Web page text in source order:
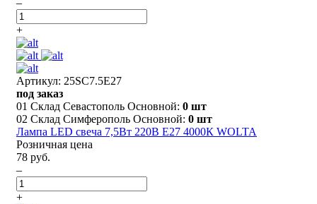
+
Артикул: 25SC7.5E27
под заказ
01 Склад Севастополь Основной: 0 шт
02 Склад Симферополь Основной: 0 шт
Лампа LED свеча 7,5Вт 220В E27 4000К WOLTA
Розничная цена
78 руб.
–
+